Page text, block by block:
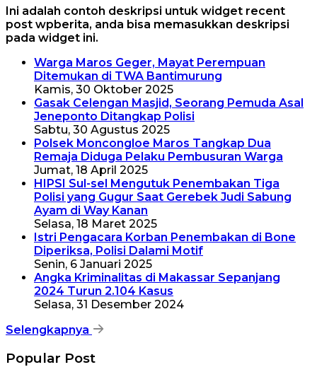
Ini adalah contoh deskripsi untuk widget recent
post wpberita, anda bisa memasukkan deskripsi
pada widget ini.
Warga Maros Geger, Mayat Perempuan
Ditemukan di TWA Bantimurung
Kamis, 30 Oktober 2025
Gasak Celengan Masjid, Seorang Pemuda Asal
Jeneponto Ditangkap Polisi
Sabtu, 30 Agustus 2025
Polsek Moncongloe Maros Tangkap Dua
Remaja Diduga Pelaku Pembusuran Warga
Jumat, 18 April 2025
HIPSI Sul-sel Mengutuk Penembakan Tiga
Polisi yang Gugur Saat Gerebek Judi Sabung
Ayam di Way Kanan
Selasa, 18 Maret 2025
Istri Pengacara Korban Penembakan di Bone
Diperiksa, Polisi Dalami Motif
Senin, 6 Januari 2025
Angka Kriminalitas di Makassar Sepanjang
2024 Turun 2.104 Kasus
Selasa, 31 Desember 2024
Selengkapnya
Popular Post